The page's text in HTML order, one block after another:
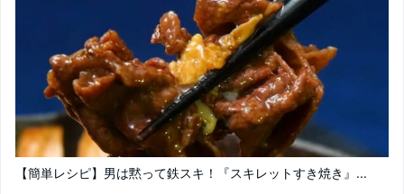
【簡単レシピ】男は黙って鉄スキ！『スキレットすき焼き』...